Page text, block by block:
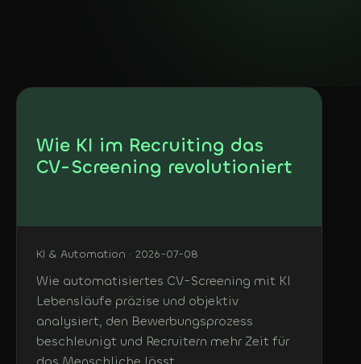
English
Wie KI im Recruiting das
CV-Screening revolutioniert
KI & Automation · 2026-07-08
Wie automatisiertes CV-Screening mit KI
Lebensläufe präzise und objektiv
analysiert, den Bewerbungsprozess
beschleunigt und Recruitern mehr Zeit für